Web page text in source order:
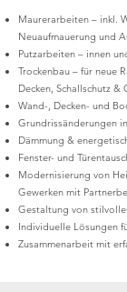
Maurerarbeiten – inkl.
Neuaufmauerung und
Putzarbeiten – innen
Trockenbau – für neue
Decken, Schallschutz &
Wand-, Decken- und
Grundrissänderungen
Dämmung &
Fenster- und
Modernisierung von
Gewerken mit
Gestaltung von
Individuelle Lösungen
Zusammenarbeit mit